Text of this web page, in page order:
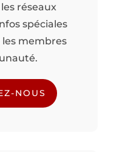
réseaux
spéciales
membres
NOUS